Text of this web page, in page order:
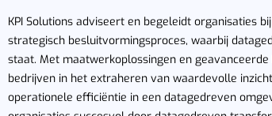
KPI Solutions adviseert en begeleidt organisaties
strategisch besluitvormingsproces, waarbij
staat. Met maatwerkoplossingen en
bedrijven in het extraheren van waardevolle
operationele efficiëntie in een datagedreven